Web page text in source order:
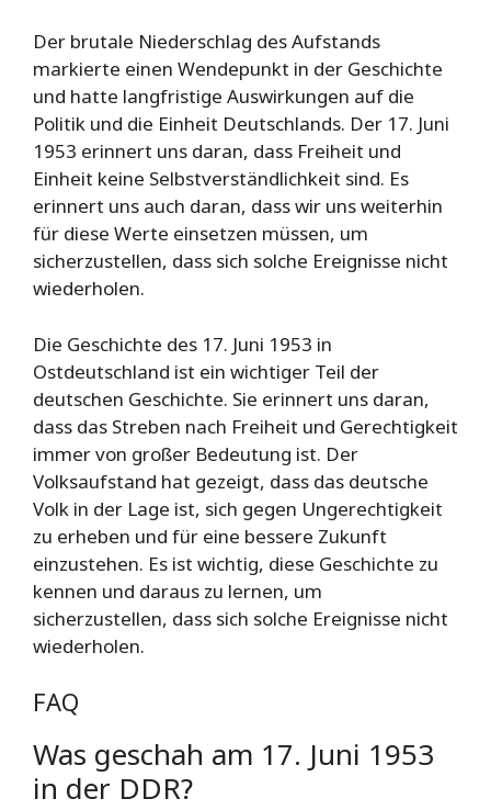
Der brutale Niederschlag des Aufstands
markierte einen Wendepunkt in der Geschichte
und hatte langfristige Auswirkungen auf die
Politik und die Einheit Deutschlands. Der 17. Juni
1953 erinnert uns daran, dass Freiheit und
Einheit keine Selbstverständlichkeit sind. Es
erinnert uns auch daran, dass wir uns weiterhin
für diese Werte einsetzen müssen, um
sicherzustellen, dass sich solche Ereignisse nicht
wiederholen.
Die Geschichte des 17. Juni 1953 in
Ostdeutschland ist ein wichtiger Teil der
deutschen Geschichte. Sie erinnert uns daran,
dass das Streben nach Freiheit und Gerechtigkeit
immer von großer Bedeutung ist. Der
Volksaufstand hat gezeigt, dass das deutsche
Volk in der Lage ist, sich gegen Ungerechtigkeit
zu erheben und für eine bessere Zukunft
einzustehen. Es ist wichtig, diese Geschichte zu
kennen und daraus zu lernen, um
sicherzustellen, dass sich solche Ereignisse nicht
wiederholen.
FAQ
Was geschah am 17. Juni 1953
in der DDR?